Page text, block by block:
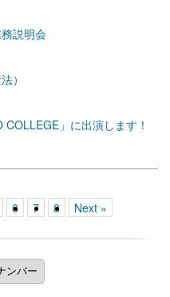
説明会
）
」に出演します！
6 7 8 Next »